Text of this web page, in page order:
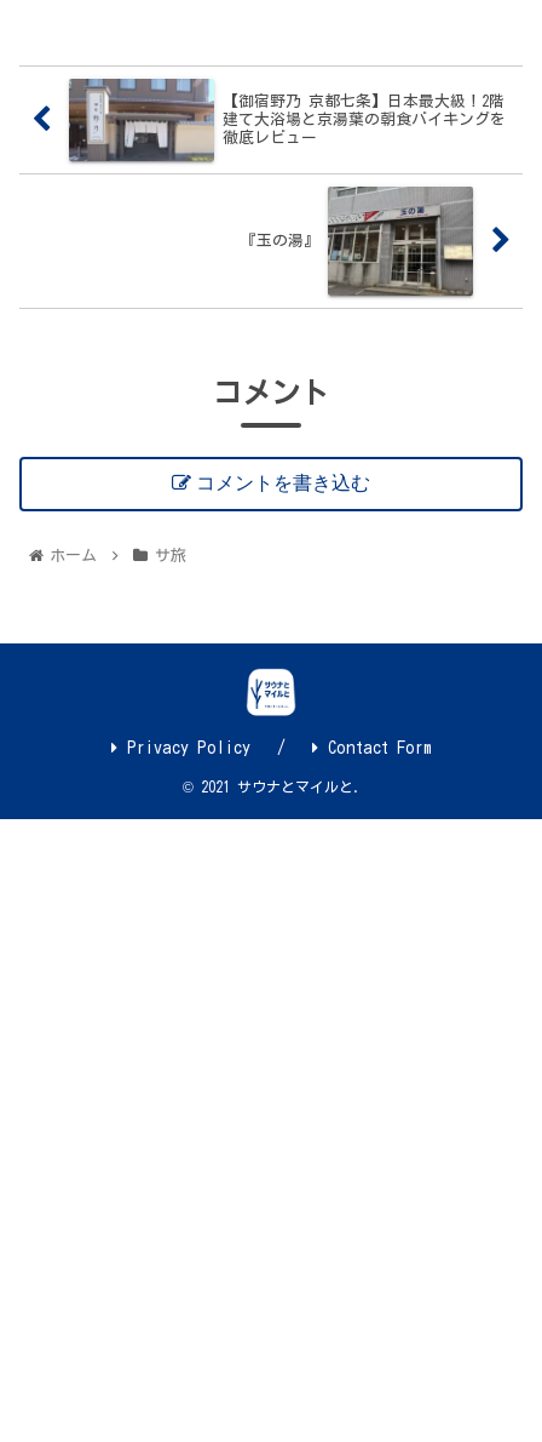
【御宿野乃 京都七条】日本最大級！2階
建て大浴場と京湯葉の朝食バイキングを
徹底レビュー
『玉の湯』
コメント
コメントを書き込む
ホーム サ旅
Privacy Policy Contact Form
© 2021 サウナとマイルと.